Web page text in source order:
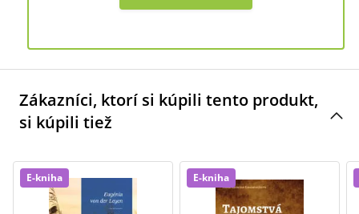
Zákazníci, ktorí si kúpili tento produkt,
si kúpili tiež
E-kniha E-kniha